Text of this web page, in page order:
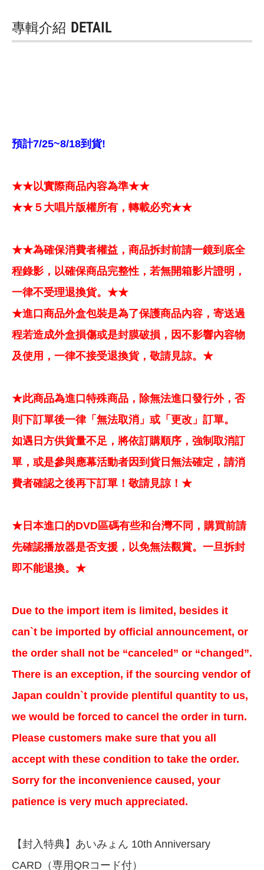
專輯介紹 DETAIL
預計7/25~8/18到貨!
★★以實際商品內容為準★★
★★５大唱片版權所有，轉載必究★★
★★為確保消費者權益，商品拆封前請一鏡到底全
程錄影，以確保商品完整性，若無開箱影片證明，
一律不受理退換貨。★★
★進口商品外盒包裝是為了保護商品內容，寄送過
程若造成外盒損傷或是封膜破損，因不影響內容物
及使用，一律不接受退換貨，敬請見諒。★
★此商品為進口特殊商品，除無法進口發行外，否
則下訂單後一律「無法取消」或「更改」訂單。
如遇日方供貨量不足，將依訂購順序，強制取消訂
單，或是參與應幕活動者因到貨日無法確定，請消
費者確認之後再下訂單！敬請見諒！★
★日本進口的DVD區碼有些和台灣不同，購買前請
先確認播放器是否支援，以免無法觀賞。一旦拆封
即不能退換。★
Due to the import item is limited, besides it
can`t be imported by official announcement, or
the order shall not be “canceled” or “changed”.
There is an exception, if the sourcing vendor of
Japan couldn`t provide plentiful quantity to us,
we would be forced to cancel the order in turn.
Please customers make sure that you all
accept with these condition to take the order.
Sorry for the inconvenience caused, your
patience is very much appreciated.
【封入特典】あいみょん 10th Anniversary
CARD（専用QRコード付）